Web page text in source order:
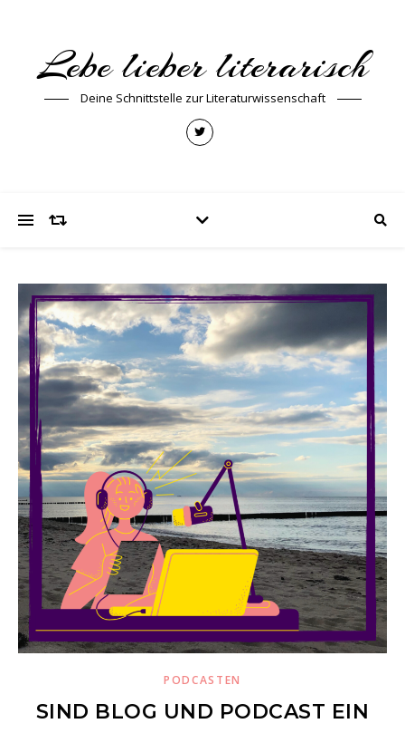
Lebe lieber literarisch
Deine Schnittstelle zur Literaturwissenschaft
PODCASTEN
SIND BLOG UND PODCAST EIN